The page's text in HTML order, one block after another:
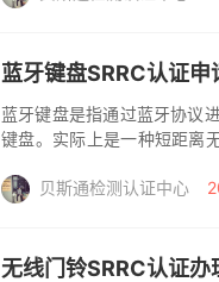
蓝牙键盘SRRC认证申
蓝牙键盘是指通过蓝牙协议
键盘。实际上是一种短距离
上架国内...贝斯通检测认证中心
无线门铃SRRC认证办